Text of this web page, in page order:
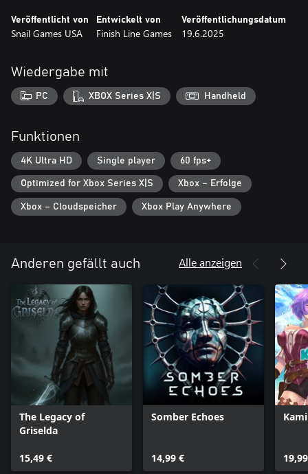
du wirklich gemacht bist.
Ob du neu im Genre bist oder ein erfahrener Kämpfer – *Robots
at Midnight* passt sich deinem Spielstil an. Im Heldenmodus
erlebst du eine erzählerisch fokussierte, verzeihende Reise. Im
Meistermodus hingegen wirst du mit intensiven Kämpfen an
[Erkunde und enthülle verborgene Geschichte]
Auf einer zerstörten Welt aufzuwachen ist das eine.
Herauszufinden, was wirklich geschah, das andere. Schlüpfe in
Zoes Sneakers und begib dich auf die Suche nach den Ursachen
Veröffentlicht von
Snail Games USA
Entwickelt von
Finish Line Games
Veröffentlichungsdatum
19.6.2025
Wiedergabe mit
PC XBOX Series X|S Handheld
Funktionen
4K Ultra HD Single player 60 fps+
Optimized for Xbox Series X|S Xbox – Erfolge
Xbox – Cloudspeicher Xbox Play Anywhere
Anderen gefällt auch Alle anzeigen
The Legacy of
Griselda
15,49 €
Somber Echoes
14,99 €